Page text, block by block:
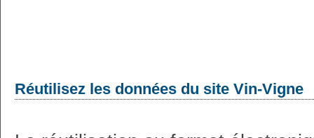
Réutilisez les données du site Vin-Vigne